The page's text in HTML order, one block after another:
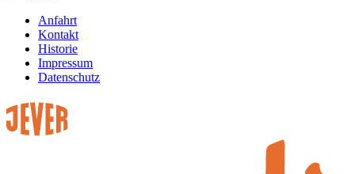
Anfahrt
Kontakt
Historie
Impressum
Datenschutz